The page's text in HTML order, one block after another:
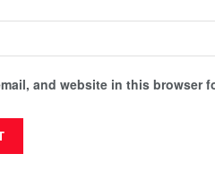
and website in this browser